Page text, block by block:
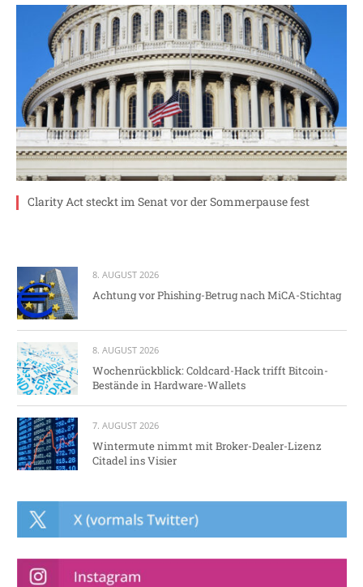
Clarity Act steckt im Senat vor der Sommerpause fest
8. AUGUST 2026
Achtung vor Phishing-Betrug nach MiCA-Stichtag
8. AUGUST 2026
Wochenrückblick: Coldcard-Hack trifft Bitcoin-
Bestände in Hardware-Wallets
7. AUGUST 2026
Wintermute nimmt mit Broker-Dealer-Lizenz
Citadel ins Visier